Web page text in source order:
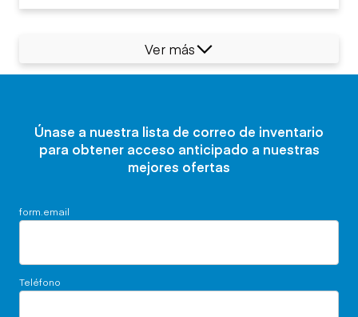
Ver más
Únase a nuestra lista de correo de inventario
para obtener acceso anticipado a nuestras
mejores ofertas
form.email
Teléfono